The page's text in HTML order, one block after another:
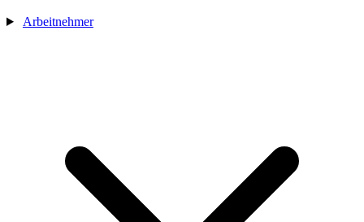
Arbeitnehmer